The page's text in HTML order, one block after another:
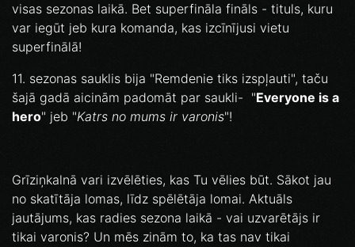
visas sezonas laikā. Bet superfināla fināls - tituls, kuru
var iegūt jeb kura komanda, kas izcīnījusi vietu
superfinālā!
11. sezonas sauklis bija "Remdenie tiks izspļauti", taču
šajā gadā aicinām padomāt par saukli- "Everyone is a
hero" jeb "Katrs no mums ir varonis"!
Grīziņkalnā vari izvēlēties, kas Tu vēlies būt. Sākot jau
no skatītāja lomas, līdz spēlētāja lomai. Aktuāls
jautājums, kas radies sezona laikā - vai uzvarētājs ir
tikai varonis? Un mēs zinām to, ka tas nav tikai